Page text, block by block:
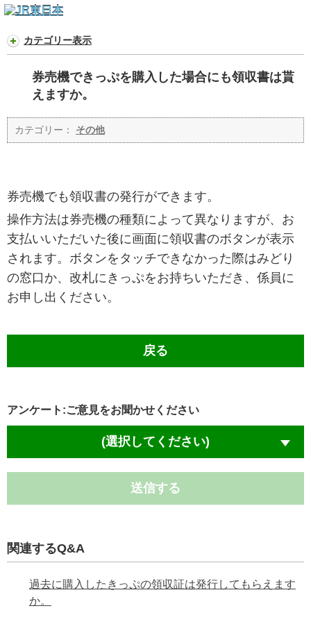
カテゴリー表示
券売機できっぷを購入した場合にも領収書は貰
えますか。
カテゴリー： その他
券売機でも領収書の発行ができます。
操作方法は券売機の種類によって異なりますが、お
支払いいただいた後に画面に領収書のボタンが表示
されます。ボタンをタッチできなかった際はみどり
の窓口か、改札にきっぷをお持ちいただき、係員に
お申し出ください。
戻る
アンケート:ご意見をお聞かせください
(選択してください)
送信する
関連するQ&A
過去に購入したきっぷの領収証は発行してもらえます
か。